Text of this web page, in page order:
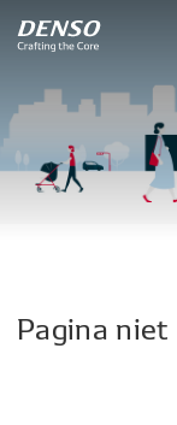
Pagina niet